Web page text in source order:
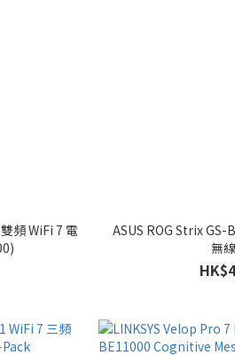
頻 WiFi 7 電
ASUS ROG Strix GS-
無